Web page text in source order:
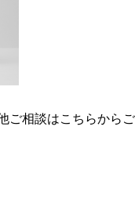
ご相談はこちらからご